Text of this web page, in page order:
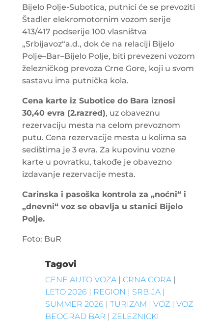
Bijelo Polje-Subotica, putnici će se prevoziti
Štadler elekromotornim vozom serije
413/417 podserije 100 vlasništva
„Srbijavoz“a.d., dok će na relaciji Bijelo
Polje–Bar–Bijelo Polje, biti prevezeni vozom
železničkog prevoza Crne Gore, koji u svom
sastavu ima putnička kola.
Cena karte iz Subotice do Bara iznosi
30,40 evra (2.razred), uz obaveznu
rezervaciju mesta na celom prevoznom
putu. Cena rezervacije mesta u kolima sa
sedištima je 3 evra. Za kupovinu vozne
karte u povratku, takođe je obavezno
izdavanje rezervacije mesta.
Carinska i pasoška kontrola za „noćni“ i
„dnevni“ voz se obavlja u stanici Bijelo
Polje.
Foto: BuR
Tagovi
CENE AUTO VOZA| CRNA GORA|
LETO 2026 | REGION | SRBIJA|
SUMMER 2026 | TURIZAM | VOZ| VOZ
BEOGRAD BAR | ZELEZNICKI